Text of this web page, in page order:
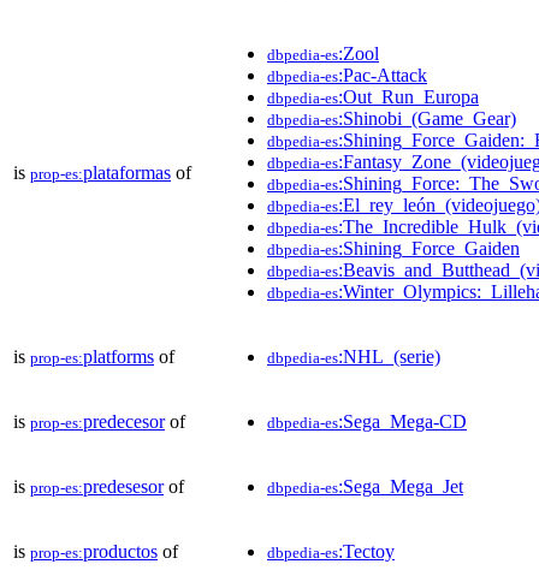
is prop-es:plataformas of
dbpedia-es:Zool
dbpedia-es:Pac-Attack
dbpedia-es:Out_Run_Europa
dbpedia-es:Shinobi_(Game_Gear)
dbpedia-es
dbpedia-es
dbpedia-es
dbpedia-es
dbpedia-es
dbpedia-es:Shining_Force_Gaiden
dbpedia-es
dbpedia-es
is prop-es:platforms of dbpedia-es:NHL_(serie)
is prop-es:predecesorof dbpedia-es:Sega_Mega-CD
is prop-es:predesesorof dbpedia-es:Sega_Mega_Jet
is prop-es:productos of dbpedia-es:Tectoy